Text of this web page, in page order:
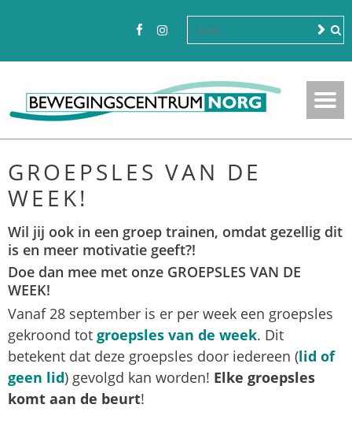
GROEPSLES VAN DE
WEEK!
Wil jij ook in een groep trainen, omdat gezellig dit
is en meer motivatie geeft?!
Doe dan mee met onze GROEPSLES VAN DE
WEEK!
Vanaf 28 september is er per week een groepsles
gekroond tot groepsles van de week. Dit
betekent dat deze groepsles door iedereen (lid of
geen lid) gevolgd kan worden! Elke groepsles
komt aan de beurt!